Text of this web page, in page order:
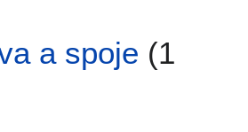
a spoje (1